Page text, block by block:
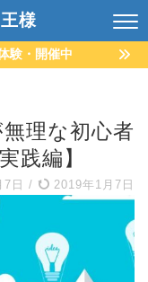
様
験・開催中
理な初心者
践編】
日 / 2019年1月7日